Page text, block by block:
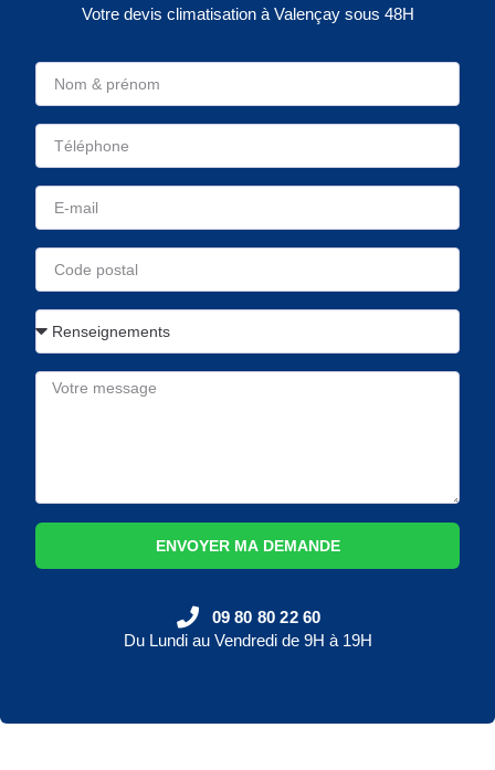
Votre devis climatisation à Valençay sous 48H
ENVOYER MA DEMANDE
09 80 80 22 60
Du Lundi au Vendredi de 9H à 19H